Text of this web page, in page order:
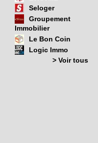
Seloger
Groupement
Immobilier
Le Bon Coin
Logic Immo
> Voir tous